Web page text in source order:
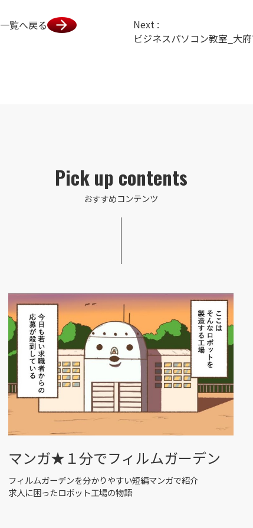
一覧へ戻る
Next :
Pick up contents
おすすめコンテンツ
マンガ★１分でフィルムガーデン
フィルムガーデンを分かりやすい短編マンガで紹介
求人に困ったロボット工場の物語